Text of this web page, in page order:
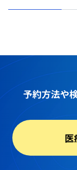
予約方法や
医